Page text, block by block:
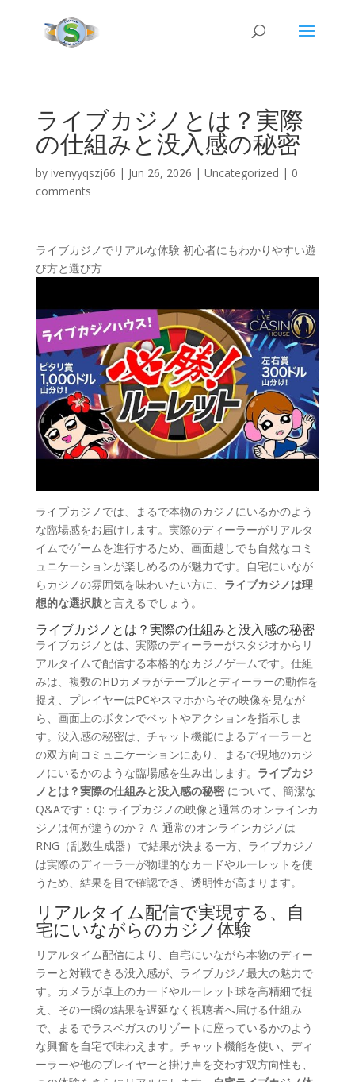
ライブカジノとは？実際
の仕組みと没入感の秘密
by ivenyyqszj66 | Jun 26, 2026 | Uncategorized | 0
comments
ライブカジノでリアルな体験 初心者にもわかりやすい遊
び方と選び方
ライブカジノでは、まるで本物のカジノにいるかのよう
な臨場感をお届けします。実際のディーラーがリアルタ
イムでゲームを進行するため、画面越しでも自然なコミ
ュニケーションが楽しめるのが魅力です。自宅にいなが
らカジノの雰囲気を味わいたい方に、 ライブカジノは理
想的な選択肢と言えるでしょう。
ライブカジノとは？実際の仕組みと没入感の秘密
ライブカジノとは、実際のディーラーがスタジオからリ
アルタイムで配信する本格的なカジノゲームです。仕組
みは、複数のHDカメラがテーブルとディーラーの動作を
捉え、プレイヤーはPCやスマホからその映像を見なが
ら、画面上のボタンでベットやアクションを指示しま
す。没入感の秘密は、チャット機能によるディーラーと
の双方向コミュニケーションにあり、まるで現地のカジ
ノにいるかのような臨場感を生み出します。 ライブカジ
ノとは？実際の仕組みと没入感の秘密について、簡潔な
Q&Aです：Q: ライブカジノの映像と通常のオンラインカ
ジノは何が違うのか？ A: 通常のオンラインカジノは
RNG（乱数生成器）で結果が決まる一方、ライブカジノ
は実際のディーラーが物理的なカードやルーレットを使
うため、結果を目で確認でき、透明性が高まります。
リアルタイム配信で実現する、自
宅にいながらのカジノ体験
リアルタイム配信により、自宅にいながら本物のディー
ラーと対戦できる没入感が、ライブカジノ最大の魅力で
す。カメラが卓上のカードやルーレット球を高精細で捉
え、その一瞬の結果を遅延なく視聴者へ届ける仕組み
で、まるでラスベガスのリゾートに座っているかのよう
な興奮を自宅で味わえます。チャット機能を使い、ディ
ーラーや他のプレイヤーと掛け声を交わす双方向性も、